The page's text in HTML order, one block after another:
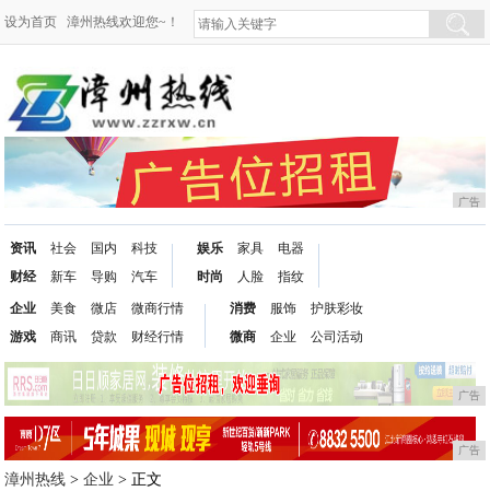
设为首页 漳州热线欢迎您~！
广告
资讯
财经
社会
新车
国内
导购
科技
汽车
娱乐
时尚
家具
人脸
电器
指纹
企业
游戏
美食
商讯
微店
贷款
微商行情
财经行情
消费
微商
服饰
企业
护肤彩妆
公司活动
广告
广告
漳州热线 >企业 > 正文